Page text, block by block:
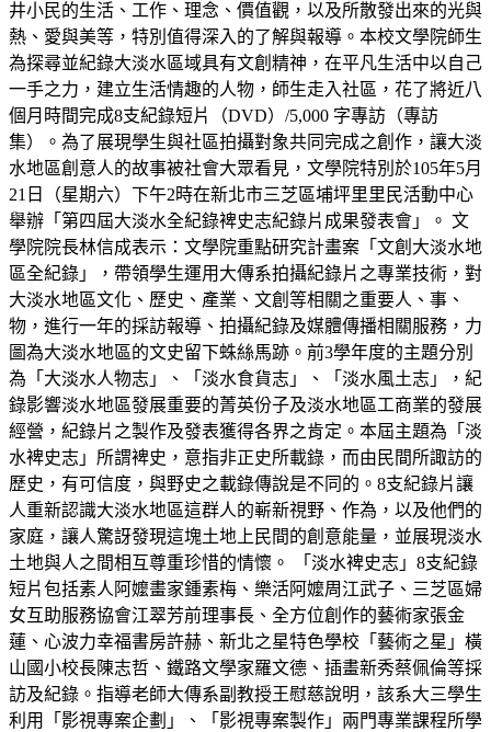
井小民的生活、工作、理念、價值觀，以及所散發出來的光與
熱、愛與美等，特別值得深入的了解與報導。本校文學院師生
為探尋並紀錄大淡水區域具有文創精神，在平凡生活中以自己
一手之力，建立生活情趣的人物，師生走入社區，花了將近八
個月時間完成8支紀錄短片（DVD）/5,000 字專訪（專訪
集）。為了展現學生與社區拍攝對象共同完成之創作，讓大淡
水地區創意人的故事被社會大眾看見，文學院特別於105年5月
21日（星期六）下午2時在新北市三芝區埔坪里里民活動中心
舉辦「第四屆大淡水全紀錄裨史志紀錄片成果發表會」。 文
學院院長林信成表示：文學院重點研究計畫案「文創大淡水地
區全紀錄」，帶領學生運用大傳系拍攝紀錄片之專業技術，對
大淡水地區文化、歷史、產業、文創等相關之重要人、事、
物，進行一年的採訪報導、拍攝紀錄及媒體傳播相關服務，力
圖為大淡水地區的文史留下蛛絲馬跡。前3學年度的主題分別
為「大淡水人物志」、「淡水食貨志」、「淡水風土志」，紀
錄影響淡水地區發展重要的菁英份子及淡水地區工商業的發展
經營，紀錄片之製作及發表獲得各界之肯定。本屆主題為「淡
水裨史志」所謂裨史，意指非正史所載錄，而由民間所諏訪的
歷史，有可信度，與野史之載錄傳說是不同的。8支紀錄片讓
人重新認識大淡水地區這群人的嶄新視野、作為，以及他們的
家庭，讓人驚訝發現這塊土地上民間的創意能量，並展現淡水
土地與人之間相互尊重珍惜的情懷。 「淡水裨史志」8支紀錄
短片包括素人阿嬤畫家鍾素梅、樂活阿嬤周江武子、三芝區婦
女互助服務協會江翠芳前理事長、全方位創作的藝術家張金
蓮、心波力幸福書房許赫、新北之星特色學校「藝術之星」橫
山國小校長陳志哲、鐵路文學家羅文德、插畫新秀蔡佩倫等採
訪及紀錄。指導老師大傳系副教授王慰慈說明，該系大三學生
利用「影視專案企劃」、「影視專案製作」兩門專業課程所學